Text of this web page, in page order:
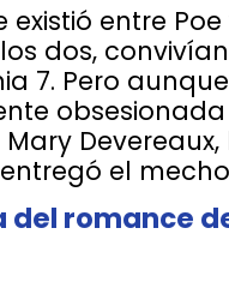
entre Poe
dos,
7. Pero
el
romance